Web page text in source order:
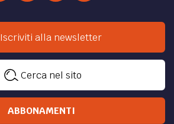
Iscriviti alla newsletter
Cerca nel sito
ABBONAMENTI